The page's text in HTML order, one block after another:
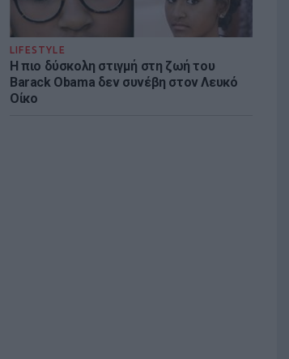
LIFESTYLE
Η πιο δύσκολη στιγμή στη ζωή του
Barack Obama δεν συνέβη στον Λευκό
Οίκο